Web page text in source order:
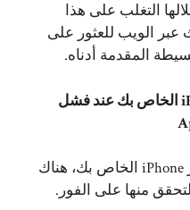
التغلب على هذا
عبر الويب للعثور على
المقدمة أدناه.
التحقق من جهاز iPhone الخاص بك عند فشل
عند ظهور هذا الخطأ على جهاز iPhone الخاص بك، هناك
منها على الفور.